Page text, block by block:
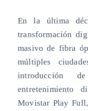
En la última
transformación
masivo de fibra
múltiples
introducción
entretenimiento
Movistar Play